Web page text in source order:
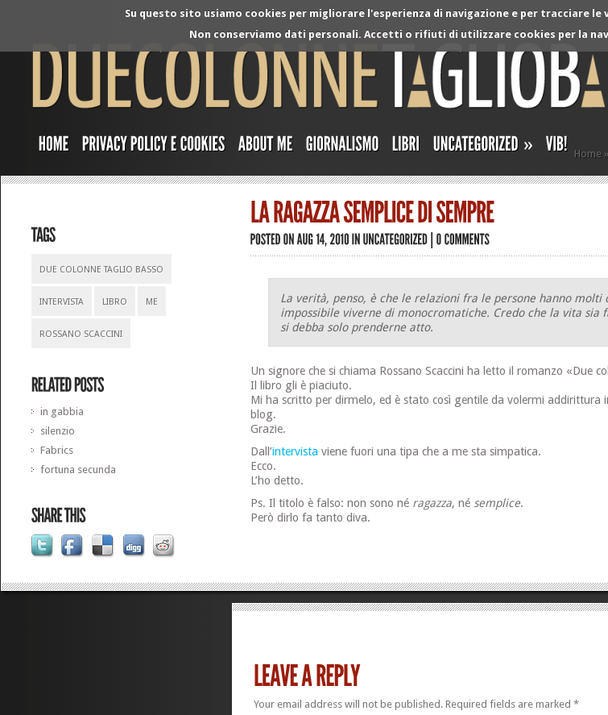
Su questo sito usiamo cookies per migliorare l'esperienza di navigazione e per tracciare
Non conserviamo dati personali. Accetti o rifiuti di utilizzare cookies per la
» Home »
DUE COLONNE TAGLIO BASSO
INTERVISTA LIBRO ME
ROSSANO SCACCINI
in gabbia
silenzio
Fabrics
fortuna secunda
La verità, penso, è che le relazioni fra le persone hanno molti
impossibile viverne di monocromatiche. Credo che la vita sia
si debba solo prenderne atto.
Un signore che si chiama Rossano Scaccini ha letto il romanzo «Due
Il libro gli è piaciuto.
Mi ha scritto per dirmelo, ed è stato così gentile da volermi addirittura
blog.
Grazie.
Dall’intervista viene fuori una tipa che a me sta simpatica.
Ecco.
L’ho detto.
Ps. Il titolo è falso: non sono né ragazza, né semplice.
Però dirlo fa tanto diva.
Your email address will not be published. Required fields are marked *